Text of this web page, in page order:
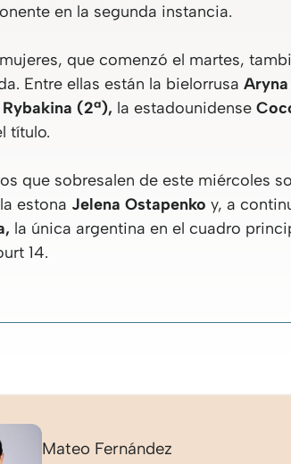
en la segunda instancia.
que comenzó el martes,
Entre ellas están la bielorrusa Aryna
Rybakina (2ª), la estadounidense
título.
que sobresalen de este miércoles
estona Jelena Ostapenko y, a
la única argentina en el cuadro
14.
Mateo Fernández